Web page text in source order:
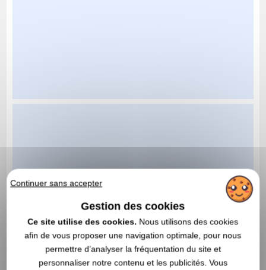
Continuer sans accepter
Gestion des cookies
Ce site utilise des cookies. Nous utilisons des cookies
afin de vous proposer une navigation optimale, pour nous
permettre d’analyser la fréquentation du site et
personnaliser notre contenu et les publicités. Vous